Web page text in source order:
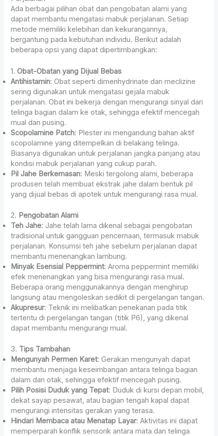
Ada berbagai pilihan obat dan pengobatan alami yang
dapat membantu mengatasi mabuk perjalanan. Setiap
metode memiliki kelebihan dan kekurangannya,
bergantung pada kebutuhan individu. Berikut adalah
beberapa opsi yang dapat dipertimbangkan:
1.Obat-Obatan yang Dijual Bebas
Antihistamin: Obat seperti dimenhydrinate dan meclizine
sering digunakan untuk mengatasi gejala mabuk
perjalanan. Obat ini bekerja dengan mengurangi sinyal dari
telinga bagian dalam ke otak, sehingga efektif mencegah
mual dan pusing.
Scopolamine Patch: Plester ini mengandung bahan aktif
scopolamine yang ditempelkan di belakang telinga.
Biasanya digunakan untuk perjalanan jangka panjang atau
kondisi mabuk perjalanan yang cukup parah.
Pil Jahe Berkemasan: Meski tergolong alami, beberapa
produsen telah membuat ekstrak jahe dalam bentuk pil
yang dijual bebas di apotek untuk mengurangi rasa mual.
2. Pengobatan Alami
Teh Jahe: Jahe telah lama dikenal sebagai pengobatan
tradisional untuk gangguan pencernaan, termasuk mabuk
perjalanan. Konsumsi teh jahe sebelum perjalanan dapat
membantu menenangkan lambung.
Minyak Esensial Peppermint: Aroma peppermint memiliki
efek menenangkan yang bisa mengurangi rasa mual.
Beberapa orang menggunakannya dengan menghirup
langsung atau mengoleskan sedikit di pergelangan tangan.
Akupresur: Teknik ini melibatkan penekanan pada titik
tertentu di pergelangan tangan (titik P6), yang dikenal
dapat membantu mengurangi mual.
3. Tips Tambahan
Mengunyah Permen Karet: Gerakan mengunyah dapat
membantu menjaga keseimbangan antara telinga bagian
dalam dan otak, sehingga efektif mencegah pusing.
Pilih Posisi Duduk yang Tepat: Duduk di kursi depan mobil,
dekat sayap pesawat, atau bagian tengah kapal dapat
mengurangi intensitas gerakan yang terasa.
Hindari Membaca atau Menatap Layar: Aktivitas ini dapat
memperparah konflik sensorik antara mata dan telinga